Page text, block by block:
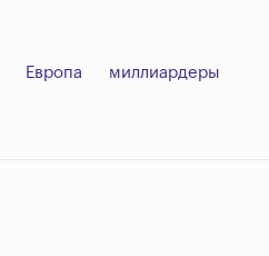
Европа миллиардеры